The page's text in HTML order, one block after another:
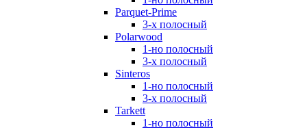
Parquet-Prime
3-х полосный
Polarwood
1-но полосный
3-х полосный
Sinteros
1-но полосный
3-х полосный
Tarkett
1-но полосный